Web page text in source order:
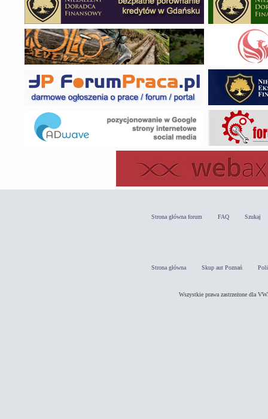
Strona główna forum FAQ Szukaj
Strona główna Skup aut Poznań
Wszystkie prawa zastrzeżone dla